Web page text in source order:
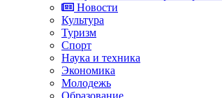
Новости
Культура
Туризм
Спорт
Наука и техника
Экономика
Молодежь
Образование